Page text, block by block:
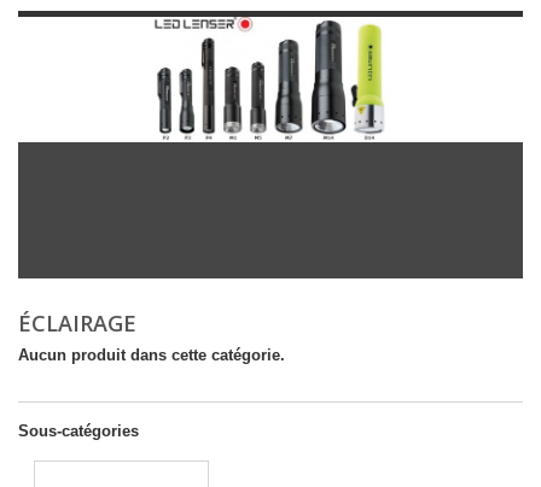
ÉCLAIRAGE
Aucun produit dans cette catégorie.
Sous-catégories